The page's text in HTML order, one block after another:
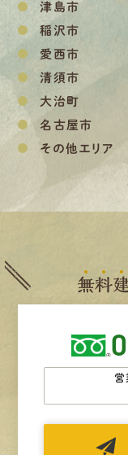
津島市
稲沢市
愛西市
清須市
大治町
名古屋市
その他エリア
無料